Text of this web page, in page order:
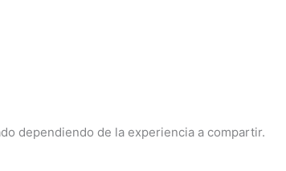
dependiendo de la experiencia a compartir.